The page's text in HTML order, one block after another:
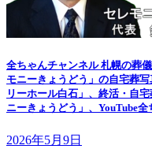
全ちゃんチャンネル 札幌の葬
モニーきょうどう」の自宅葬
リーホール白石」、終活・自
ニーきょうどう」、YouTube
2026年5月9日